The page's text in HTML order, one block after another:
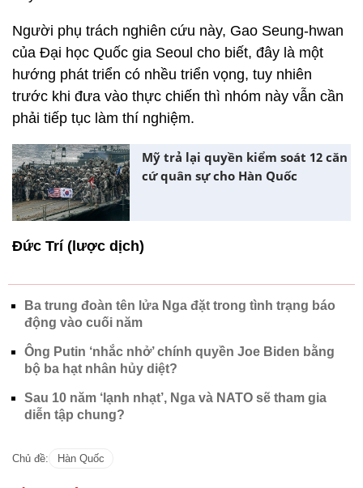
Người phụ trách nghiên cứu này, Gao Seung-hwan
của Đại học Quốc gia Seoul cho biết, đây là một
hướng phát triển có nhều triển vọng, tuy nhiên
trước khi đưa vào thực chiến thì nhóm này vẫn cần
phải tiếp tục làm thí nghiệm.
Mỹ trả lại quyền kiểm soát 12 căn
cứ quân sự cho Hàn Quốc
Đức Trí (lược dịch)
Ba trung đoàn tên lửa Nga đặt trong tình trạng báo
động vào cuối năm
Ông Putin ‘nhắc nhở’ chính quyền Joe Biden bằng
bộ ba hạt nhân hủy diệt?
Sau 10 năm ‘lạnh nhạt’, Nga và NATO sẽ tham gia
diễn tập chung?
Chủ đề: Hàn Quốc